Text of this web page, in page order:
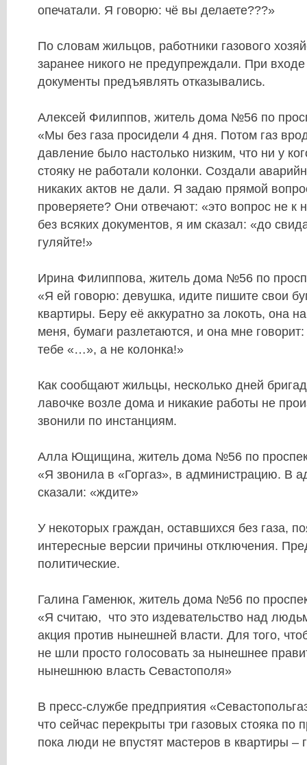
опечатали. Я говорю: чё вы делаете???»
По словам жильцов, работники газового
заранее никого не предупреждали. При
документы предъявлять отказывались.
Алексей Филиппов, житель дома №56 по
«Мы без газа просидели 4 дня. Потом газ
давление было настолько низким, что ни у
стояку не работали колонки. Создали
никаких актов не дали. Я задаю прямой
проверяете? Они отвечают: «это вопрос не
без всяких документов, я им сказал: «до
гуляйте!»
Ирина Филиппова, житель дома №56 по
«Я ей говорю: девушка, идите пишите свои
квартиры. Беру её аккуратно за локоть, она
меня, бумаги разлетаются, и она мне
тебе «…», а не колонка!»
Как сообщают жильцы, несколько дней
лавочке возле дома и никакие работы не
звонили по инстанциям.
Алла Ющищина, житель дома №56 по
«Я звонила в «Горгаз», в администрацию. В
сказали: «ждите»
У некоторых граждан, оставшихся без газа,
интересные версии причины отключения.
политические.
Галина Гаменюк, житель дома №56 по
«Я считаю, что это издевательство над
акция против нынешней власти. Для того,
не шли просто голосовать за нынешнее
нынешнюю власть Севастополя»
В пресс-службе предприятия
что сейчас перекрыты три газовых стояка по
пока люди не впустят мастеров в квартиры –